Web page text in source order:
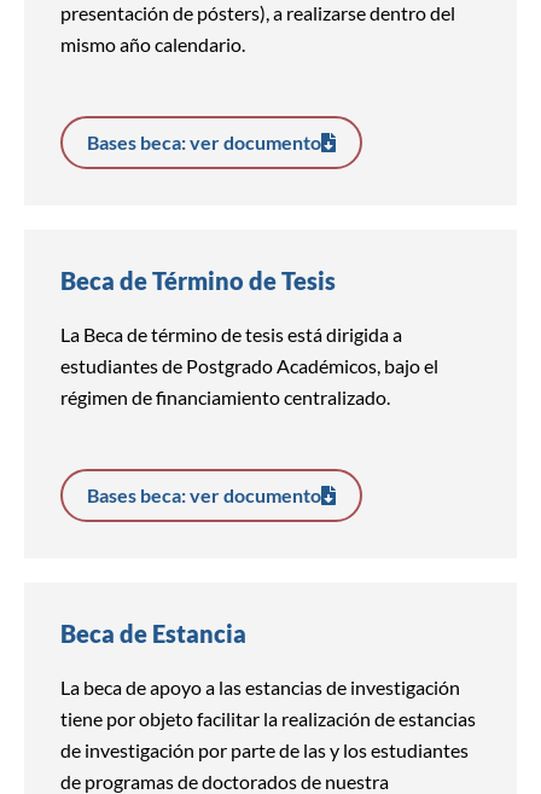
presentación de pósters), a realizarse dentro del
mismo año calendario.
Bases beca: ver documento
Beca de Término de Tesis
La Beca de término de tesis está dirigida a
estudiantes de Postgrado Académicos, bajo el
régimen de financiamiento centralizado.
Bases beca: ver documento
Beca de Estancia
La beca de apoyo a las estancias de investigación
tiene por objeto facilitar la realización de estancias
de investigación por parte de las y los estudiantes
de programas de doctorados de nuestra